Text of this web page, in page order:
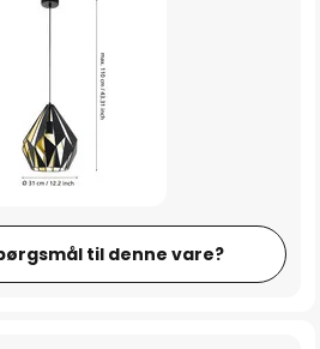
til denne vare?